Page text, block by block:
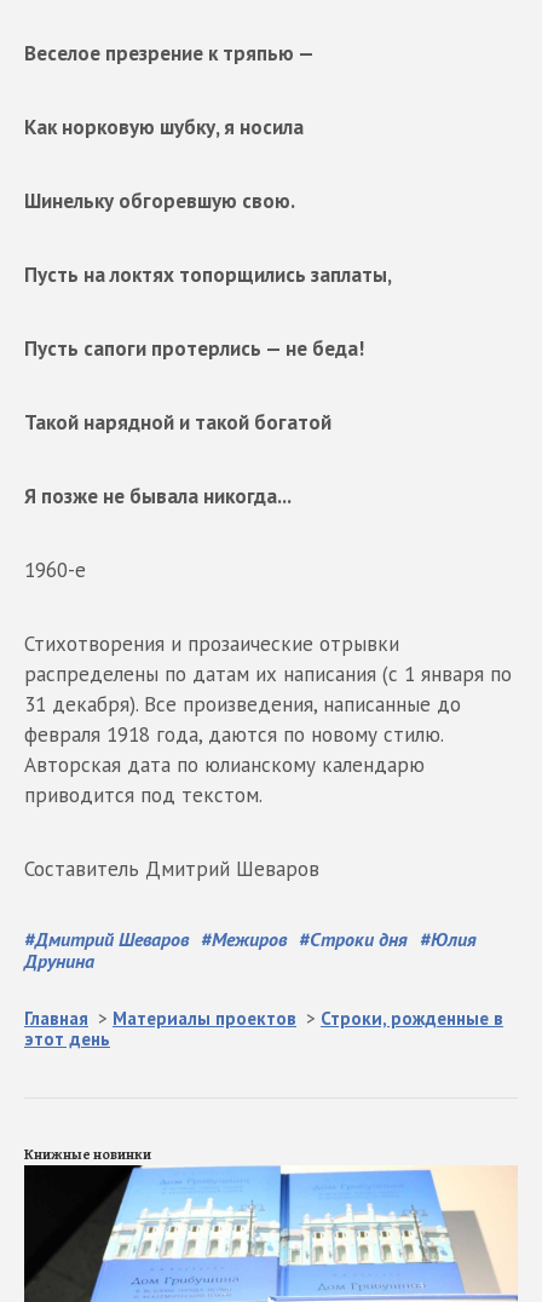
Веселое презрение к тряпью —
Как норковую шубку, я носила
Шинельку обгоревшую свою.
Пусть на локтях топорщились заплаты,
Пусть сапоги протерлись — не беда!
Такой нарядной и такой богатой
Я позже не бывала никогда...
1960-е
Стихотворения и прозаические отрывки
распределены по датам их написания (с 1 января по
31 декабря). Все произведения, написанные до
февраля 1918 года, даются по новому стилю.
Авторская дата по юлианскому календарю
приводится под текстом.
Составитель Дмитрий Шеваров
#Дмитрий Шеваров #Межиров #Строки дня #Юлия
Друнина
Главная > Материалы проектов > Строки, рожденные в
этот день
Книжные новинки